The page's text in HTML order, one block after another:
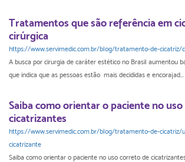
Tratamentos que são referência em
cirúrgica
https://www.servimedic.com.br/blog/tratamento-de-cicatriz/
A busca por cirurgia de caráter estético no Brasil aumentou
que indica que as pessoas estão mais decididas e encorajad...
Saiba como orientar o paciente no
cicatrizantes
https://www.servimedic.com.br/blog/tratamento-de-cicatriz/
cicatrizante
Saiba como orientar o paciente no uso correto de